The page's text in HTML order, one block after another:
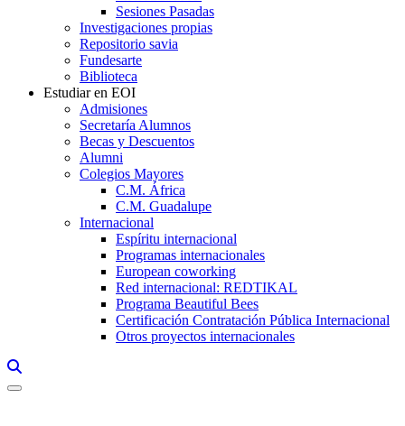
Sesiones Pasadas
Investigaciones propias
Repositorio savia
Fundesarte
Biblioteca
Estudiar en EOI
Admisiones
Secretaría Alumnos
Becas y Descuentos
Alumni
Colegios Mayores
C.M. África
C.M. Guadalupe
Internacional
Espíritu internacional
Programas internacionales
European coworking
Red internacional: REDTIKAL
Programa Beautiful Bees
Certificación Contratación Pública Internacional
Otros proyectos internacionales